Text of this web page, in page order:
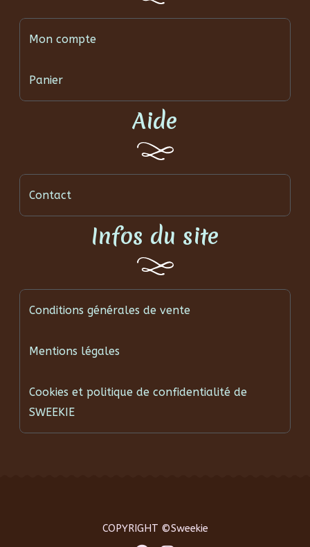
Mon compte
Panier
Aide
Contact
Infos du site
Conditions générales de vente
Mentions légales
Cookies et politique de confidentialité de
SWEEKIE
COPYRIGHT ©Sweekie